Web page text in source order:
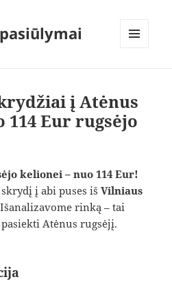
į Atėnus
Eur rugsėjo
kelionei – nuo 114 Eur!
į abi puses išVilniaus
rinką – tai
Atėnus rugsėjį.